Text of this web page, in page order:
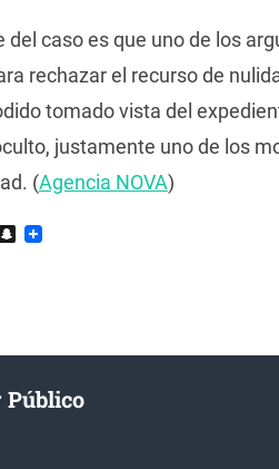
del caso es que uno de los
rechazar el recurso de
tomado vista del
justamente uno de los
(Agencia NOVA)
Snapchat